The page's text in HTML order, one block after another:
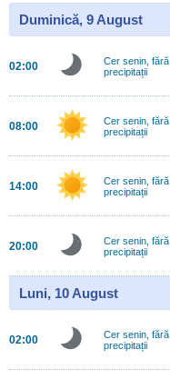
Duminică, 9 August
02:00
Cer senin, fără
precipitații
08:00
Cer senin, fără
precipitații
14:00
Cer senin, fără
precipitații
20:00
Cer senin, fără
precipitații
Luni, 10 August
02:00
Cer senin, fără
precipitații